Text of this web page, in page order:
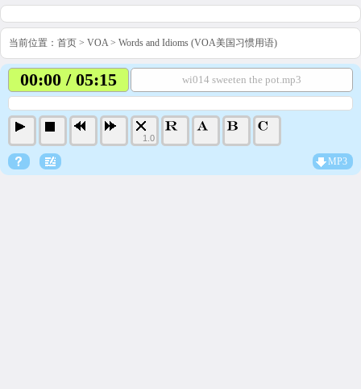
当前位置： 首页 > VOA> Words and Idioms (VOA美国习惯用语)
00:00 / 05:15 wi014 sweeten the pot.mp3
1.0
MP3